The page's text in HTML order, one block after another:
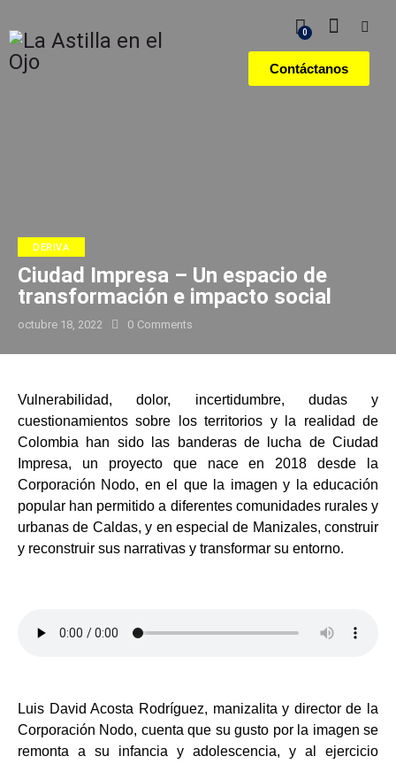
0
Contáctanos
DERIVA
Ciudad Impresa – Un espacio de
transformación e impacto social
octubre 18, 2022 0 Comments
Vulnerabilidad, dolor, incertidumbre, dudas y
cuestionamientos sobre los territorios y la realidad de
Colombia han sido las banderas de lucha de Ciudad
Impresa, un proyecto que nace en 2018 desde la
Corporación Nodo, en el que la imagen y la educación
popular han permitido a diferentes comunidades rurales y
urbanas de Caldas, y en especial de Manizales, construir
y reconstruir sus narrativas y transformar su entorno.
Luis David Acosta Rodríguez, manizalita y director de la
Corporación Nodo, cuenta que su gusto por la imagen se
remonta a su infancia y adolescencia, y al ejercicio